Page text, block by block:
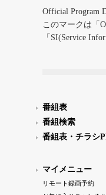
Official Program
このマークは「
「SI(Service
番組表
番組検索
番組表・チラシ
マイメニュー
リモート録画予約